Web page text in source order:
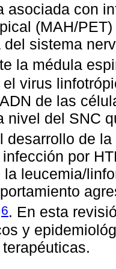
asociada con
(MAH/
del sistema
la médula
virus
de las
nivel del SNC
desarrollo de
infección por
leucemia/
6. En esta
y